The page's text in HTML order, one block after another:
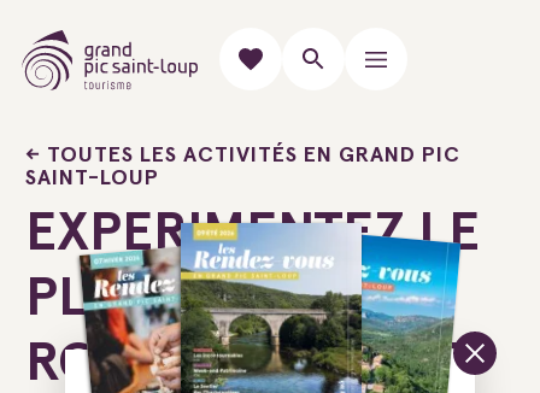
TOUTES LES ACTIVITÉS EN GRAND PIC
SAINT-LOUP
EXPERIMENTEZ LE
PLAISIR DU
ROCHER AU BOUT